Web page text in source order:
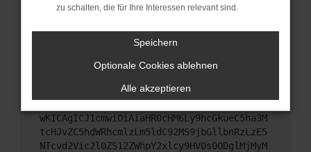
hast, kontaktiere uns bitte. Wir werden versuchen,
das Problem zu beheben. Du kannst uns diesen
Text schicken, um uns bei der Fehlersuche zu
unterstützen:
ewogICJuYW1lIjogIk5ldHdvcmtFcnJvciIsCiAgI
mNvbmZpZyI6IHsKICAgICJtZXRob2QiOiAiR0VUIi
wKICAgICJ1cmwiOiAiaHR0cHM6Ly9hcGkueC5ha3M
tcHJvZC5hdWRhcmlzLm5ldC92MS9jbGllbnRzLzE5
NTcvd2Vic2l0ZS12ZWhpY2xlcy9HV0s0ODglMjMyM
zu schalten, die für Ihre Interessen relevant sind.
Speichern
Optionale Cookies ablehnen
Alle akzeptieren